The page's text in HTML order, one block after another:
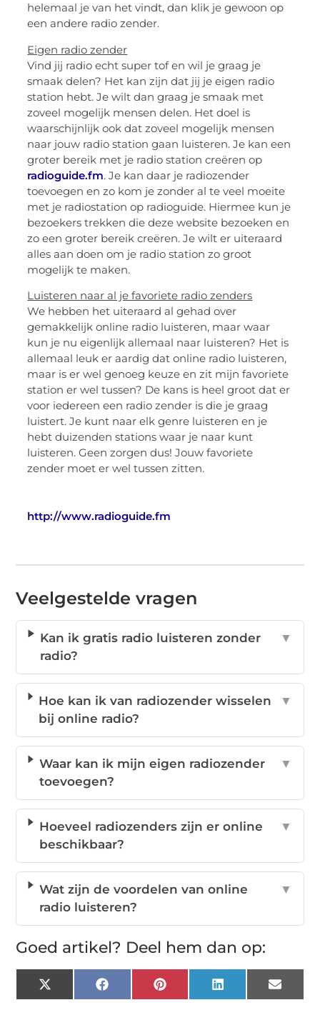
helemaal je van het vindt, dan klik je gewoon op
een andere radio zender.
Eigen radio zender
Vind jij radio echt super tof en wil je graag je
smaak delen? Het kan zijn dat jij je eigen radio
station hebt. Je wilt dan graag je smaak met
zoveel mogelijk mensen delen. Het doel is
waarschijnlijk ook dat zoveel mogelijk mensen
naar jouw radio station gaan luisteren. Je kan een
groter bereik met je radio station creëren op
radioguide.fm. Je kan daar je radiozender
toevoegen en zo kom je zonder al te veel moeite
met je radiostation op radioguide. Hiermee kun je
bezoekers trekken die deze website bezoeken en
zo een groter bereik creëren. Je wilt er uiteraard
alles aan doen om je radio station zo groot
mogelijk te maken.
Luisteren naar al je favoriete radio zenders
We hebben het uiteraard al gehad over
gemakkelijk online radio luisteren, maar waar
kun je nu eigenlijk allemaal naar luisteren? Het is
allemaal leuk er aardig dat online radio luisteren,
maar is er wel genoeg keuze en zit mijn favoriete
station er wel tussen? De kans is heel groot dat er
voor iedereen een radio zender is die je graag
luistert. Je kunt naar elk genre luisteren en je
hebt duizenden stations waar je naar kunt
luisteren. Geen zorgen dus! Jouw favoriete
zender moet er wel tussen zitten.
http://www.radioguide.fm
Veelgestelde vragen
Kan ik gratis radio luisteren zonder
radio?
▼
Hoe kan ik van radiozender wisselen
bij online radio?
▼
Waar kan ik mijn eigen radiozender
toevoegen?
▼
Hoeveel radiozenders zijn er online
beschikbaar?
▼
Wat zijn de voordelen van online
radio luisteren?
▼
Goed artikel? Deel hem dan op:
X
(Twitter)
FacebookPinterestLinkedInEmail